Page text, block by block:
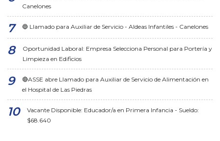
Canelones
🔵 Llamado para Auxiliar de Servicio - Aldeas Infantiles - Canelones
Oportunidad Laboral: Empresa Selecciona Personal para Portería y
Limpieza en Edificios
🔴ASSE abre Llamado para Auxiliar de Servicio de Alimentación en
el Hospital de Las Piedras
Vacante Disponible: Educador/a en Primera Infancia - Sueldo:
$68.640